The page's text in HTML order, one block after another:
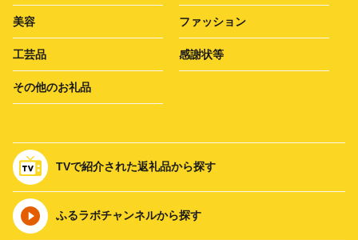
美容 ファッション
工芸品 感謝状等
その他のお礼品
TVで紹介された返礼品から探す
ふるラボチャンネルから探す